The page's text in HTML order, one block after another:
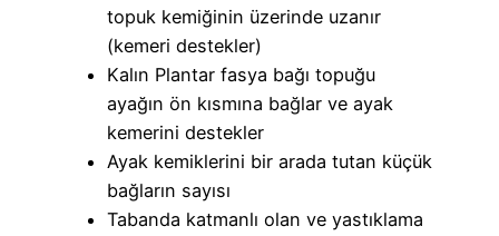
topuk kemiğinin üzerinde uzanır
(kemeri destekler)
Kalın Plantar fasya bağı topuğu
ayağın ön kısmına bağlar ve ayak
kemerini destekler
Ayak kemiklerini bir arada tutan küçük
bağların sayısı
Tabanda katmanlı olan ve yastıklama